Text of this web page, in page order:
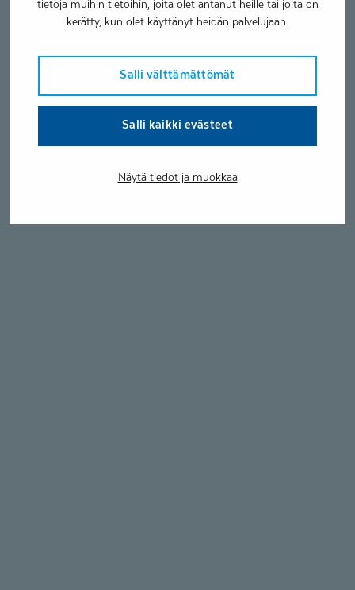
tietoja muihin tietoihin, joita olet antanut heille tai joita on
kerätty, kun olet käyttänyt heidän palvelujaan.
Salli välttämättömät
Salli kaikki evästeet
Näytä tiedot ja muokkaa